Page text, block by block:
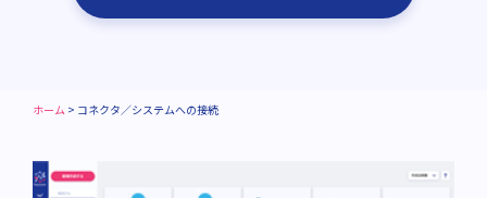
ホーム > コネクタ／システムへの接続